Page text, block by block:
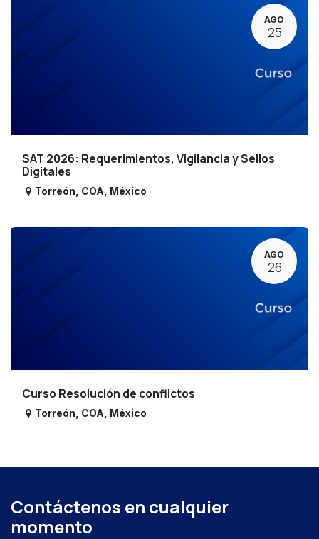
AGO
25
SAT 2026: Requerimientos, Vigilancia y Sellos
Digitales
Torreón COA México
AGO
26
Curso Resolución de conflictos
Torreón COA México
Contáctenos en cualquier
momento